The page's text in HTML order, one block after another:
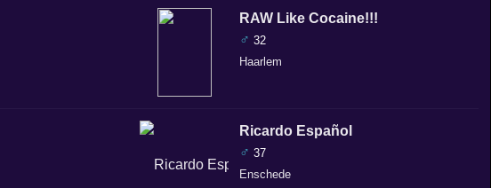
RAW Like Cocaine!!!
♂ 32
Haarlem
Ricardo Español
♂ 37
Enschede